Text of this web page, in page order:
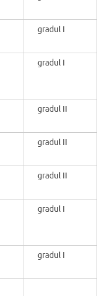
gradul I
gradul I
gradul II
gradul II
gradul II
gradul I
gradul I